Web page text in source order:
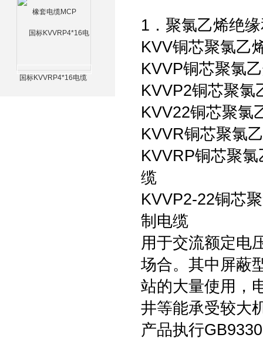
国标KVVRP4*16电缆
1．聚氯乙烯绝
KVV铜芯聚氯乙
KVVP铜芯聚氯
KVVP2铜芯聚氯
KVV22铜芯聚氯
KVVR铜芯聚氯
KVVRP铜芯聚
缆
KVVP2-22铜芯
制电缆
用于交流额定电
场合。其中屏蔽
站的大量使用，
井等能承受较大
产品执行